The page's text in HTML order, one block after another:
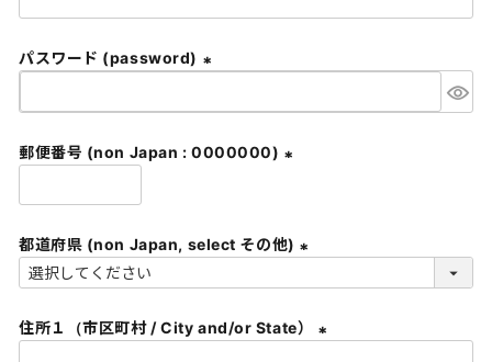
必
)
パスワード (password)
必
須
郵便番号 (non Japan : 0000000)
須
)
都道府県 (non Japan, select その他)
須
住所１（市区町村 / City and/or State）